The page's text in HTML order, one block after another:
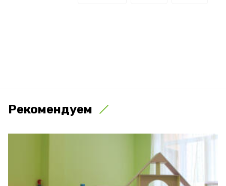
Рекомендуем